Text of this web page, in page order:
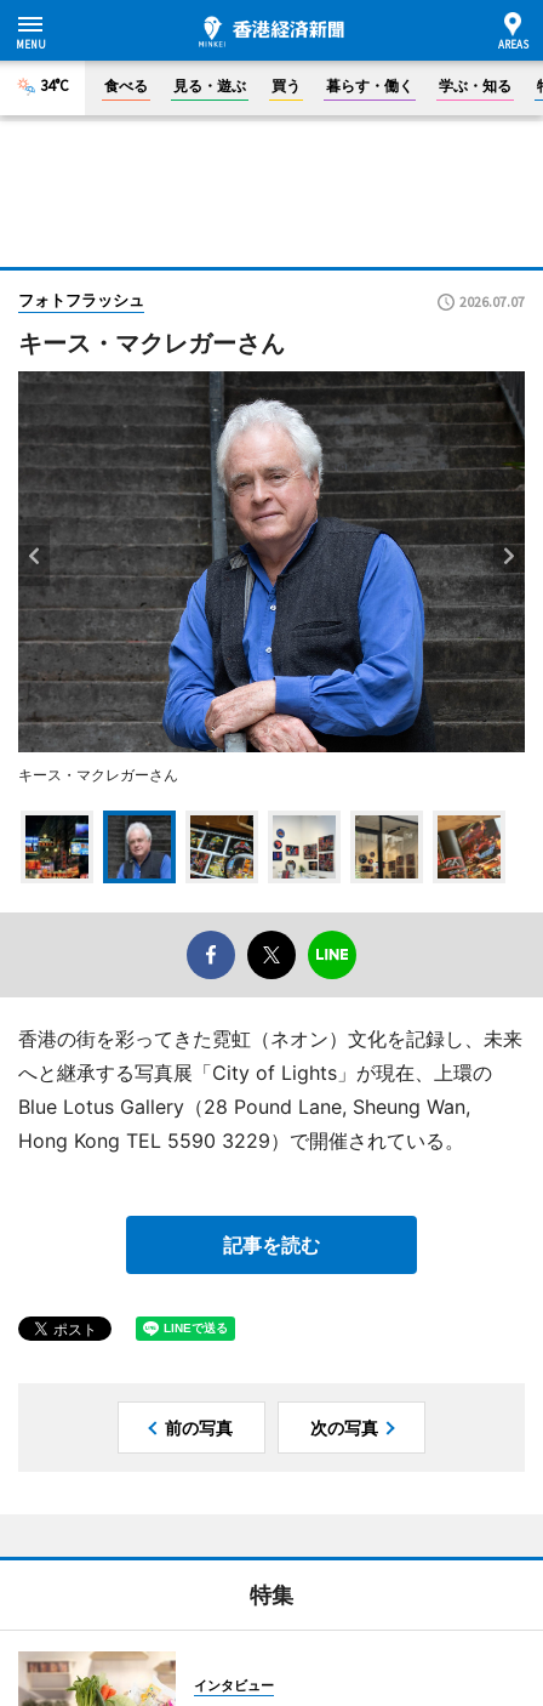
34°C 食べる 見る・遊ぶ 買う 暮らす・働く 学ぶ・知る
フォトフラッシュ 2026.07.07
キース・マクレガーさん
キース・マクレガーさん
香港の街を彩ってきた霓虹（ネオン）文化を記録し、未来
へと継承する写真展「City of Lights」が現在、上環の
Blue Lotus Gallery（28 Pound Lane, Sheung Wan,
Hong Kong TEL 5590 3229）で開催されている。
記事を読む
前の写真 次の写真
特集
インタビュー